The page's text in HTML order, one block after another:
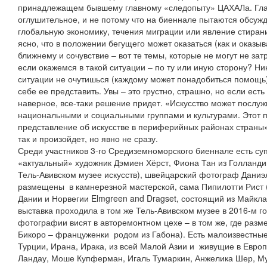
принадлежащем бывшему главному «следопыту» ЦАХАЛа.
оглушительное, и не потому что на биеннале пытаются
глобальную экономику, течения миграции или явление
ясно, что в положении бегущего может оказаться (как и
ближнему и сочувствие – вот те темы, которые не могут не
если окажемся в такой ситуации – по ту или иную сторону?
ситуации не очутишься (каждому может понадобиться
себе ее представить. Увы – это грустно, страшно, но если
наверное, все-таки решение придет. «Искусство может
национальными и социальными группами и культурами. Этот
представление об искусстве в периферийных районах
так и произойдет, но явно не сразу.
Среди участников 3-го Средиземноморского биеннале есть
«актуальный» художник Дэмиен Хёрст, Фиона Тан из
Тель-Авивском музее искусств), швейцарский фотограф
размещены в камнерезной мастерской, сама Пипилотти Рист
Дании и Норвегии Elmgreen and Dragset, состоящий из
выставка проходила в том же Тель-Авивском музее в 2016-м
фотографии висят в авторемонтном цехе – в том же, где
Бикоро – француженки родом из Габона). Есть
Турции, Ирана, Ирака, из всей Малой Азии и живущие в
Ландау, Моше Купферман, Игаль Тумаркин, Анжелика Шер,